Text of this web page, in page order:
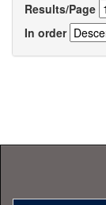
Results/Page
In order